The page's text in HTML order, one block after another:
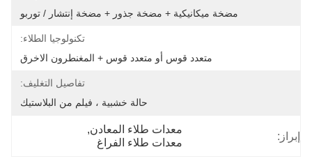
مضخة ميكانيكية + مضخة جذور + مضخة إنتشار / توربو
تكنولوجيا الطلاء:
متعدد قوس أو متعدد قوس + المغنطرون الاخرق
تفاصيل التغليف:
حالة خشبية ، فيلم من البلاستيك
إبراز:
معدات طلاء المعادن,
معدات طلاء الفراغ